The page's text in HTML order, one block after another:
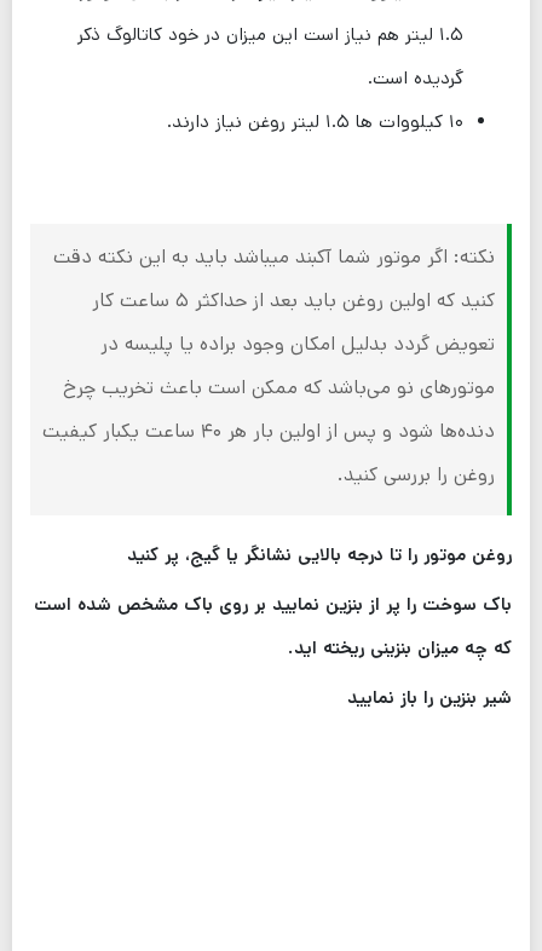
۱.۵ لیتر هم نیاز است این میزان در خود کاتالوگ ذکر
گردیده است.
۱۰ کیلووات ها ۱.۵ لیتر روغن نیاز دارند.
نکته: اگر موتور شما آکبند میباشد باید به این نکته دقت
کنید که اولین روغن باید بعد از حداکثر ۵ ساعت کار
تعویض گردد بدلیل امکان وجود براده یا پلیسه در
موتورهای نو می‌باشد که ممکن است باعث تخریب چرخ
دنده‌ها شود و پس از اولین بار هر ۴۰ ساعت یکبار کیفیت
روغن را بررسی کنید.
روغن موتور را تا درجه بالایی نشانگر یا گیج، پر کنید
باک سوخت را پر از بنزین نمایید بر روی باک مشخص شده است
که چه میزان بنزینی ریخته اید.
شیر بنزین را باز نمایید